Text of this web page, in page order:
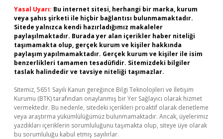
Yasal Uyarı: Bu internet sitesi, herhangi bir marka, kurum
veya şahıs şirketi ile hiçbir bağlantısı bulunmamaktadır.
Sitede yalnızca kendi hazırladığımız makaleler
paylaşılmaktadır. Burada yer alan içerikler haber niteliği
taşımamakta olup, gerçek kurum ve kişiler hakkında
paylaşım yapılmamaktadır. Gerçek kurum ve kişiler ile isim
benzerlikleri tamamen tesadüfidir. Sitemizdeki bilgiler
taslak halindedir ve tavsiye niteliği taşımazlar.
Sitemiz, 5651 Sayılı Kanun gereğince Bilgi Teknolojileri ve İletişim
Kurumu (BTK) tarafından onaylanmış bir Yer Sağlayıcı olarak hizmet
vermektedir. Bu nedenle, sitedeki içerikleri proaktif olarak denetleme
veya araştırma yükümlülüğümüz bulunmamaktadır. Ancak, üyelerimiz
yazdıkları içeriklerin sorumluluğunu taşımakta olup, siteye üye olarak
bu sorumluluğu kabul etmiş sayılırlar.